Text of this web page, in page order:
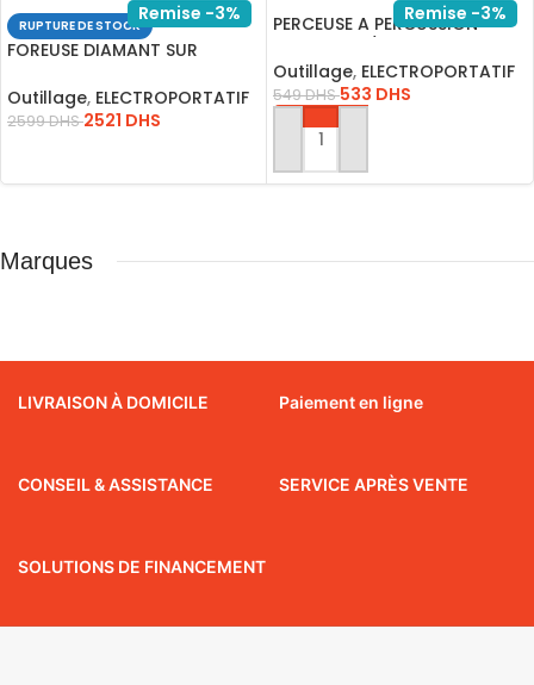
Remise -3%
RUPTURE DE STOCK
FOREUSE DIAMANT SUR
Outillage, ELECTROPORTATIF
2599DHS 2521 DHS
Remise -3%
PERCEUSE A PERCUSSION
Outillage, ELECTROPORTATIF
549DHS 533 DHS
AJOUTER AU PANIER
Marques
LIVRAISON À DOMICILE Paiement en ligne
CONSEIL & ASSISTANCE SERVICE APRÈS VENTE
SOLUTIONS DE FINANCEMENT